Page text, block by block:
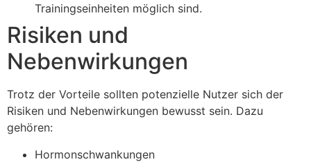
Trainingseinheiten möglich sind.
Risiken und
Nebenwirkungen
Trotz der Vorteile sollten potenzielle Nutzer sich der
Risiken und Nebenwirkungen bewusst sein. Dazu
gehören:
Hormonschwankungen